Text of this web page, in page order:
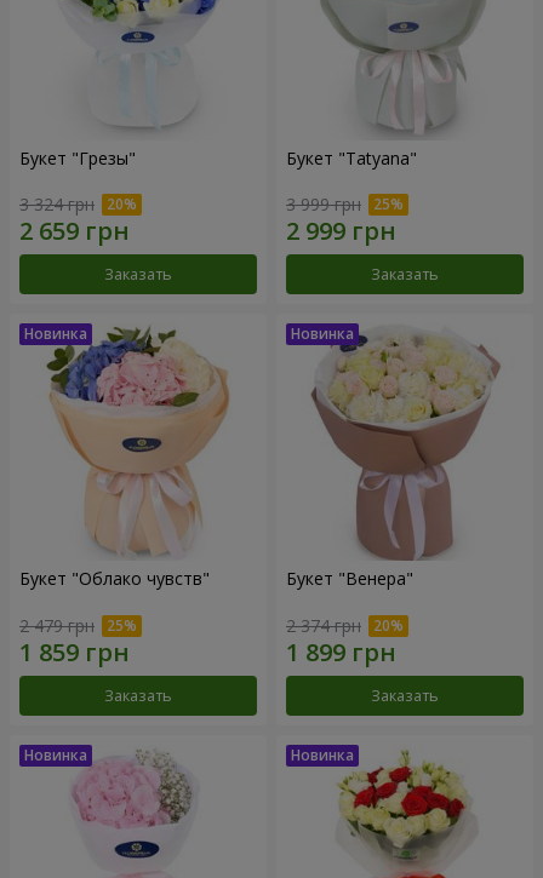
Букет "Грезы"
3 324 грн
Заказать
Букет "Tatyana"
3 999 грн
Заказать
Букет "Облако чувств"
2 479 грн
Заказать
Букет "Венера"
2 374 грн
Заказать